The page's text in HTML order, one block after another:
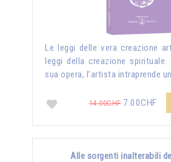
Le leggi delle vera creazione
leggi della creazione spirituale.
sua opera, l’artista intraprende
14.00CHF7.00CHF
Alle sorgenti inalterabili